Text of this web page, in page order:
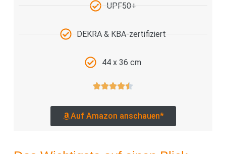
UPF50+
DEKRA & KBA-zertifiziert
44 x 36 cm
Auf Amazon anschauen*